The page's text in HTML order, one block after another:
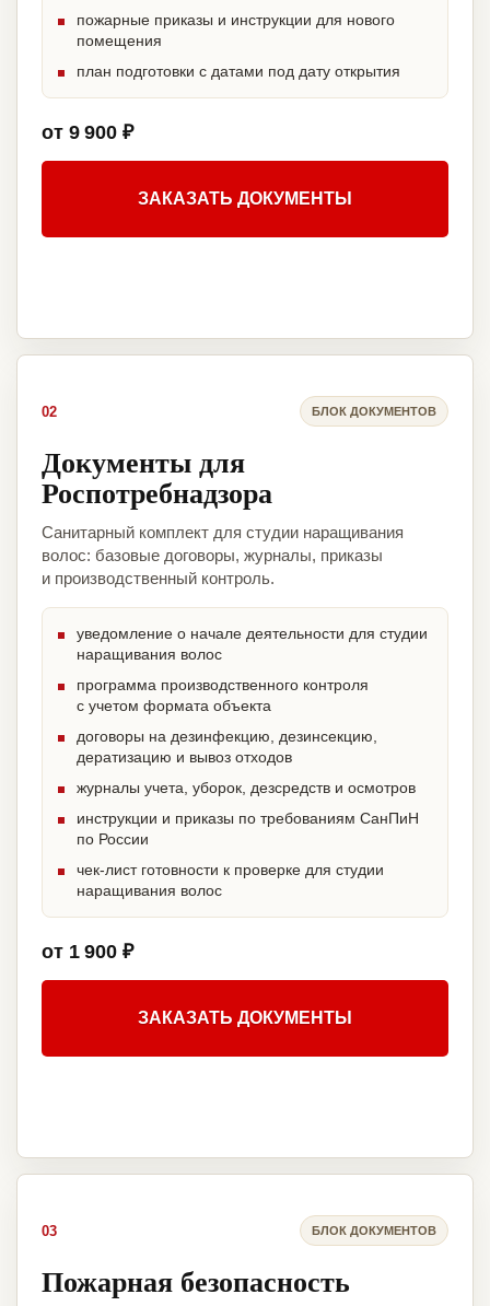
пожарные приказы и инструкции для нового
помещения
план подготовки с датами под дату открытия
от 9 900 ₽
ЗАКАЗАТЬ ДОКУМЕНТЫ
02 БЛОК ДОКУМЕНТОВ
Документы для
Роспотребнадзора
Санитарный комплект для студии наращивания
волос: базовые договоры, журналы, приказы
и производственный контроль.
уведомление о начале деятельности для студии
наращивания волос
программа производственного контроля
с учетом формата объекта
договоры на дезинфекцию, дезинсекцию,
дератизацию и вывоз отходов
журналы учета, уборок, дезсредств и осмотров
инструкции и приказы по требованиям СанПиН
по России
чек-лист готовности к проверке для студии
наращивания волос
от 1 900 ₽
ЗАКАЗАТЬ ДОКУМЕНТЫ
03 БЛОК ДОКУМЕНТОВ
Пожарная безопасность